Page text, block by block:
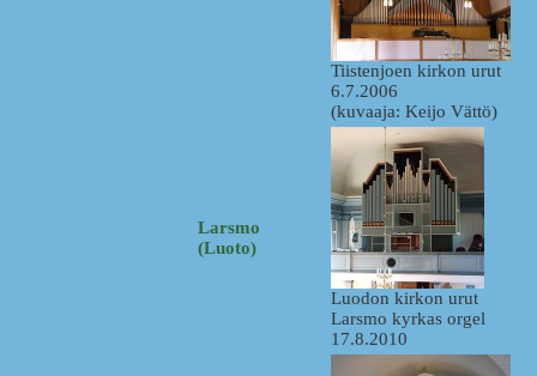
Tiistenjoen kirkon urut
6.7.2006
(kuvaaja: Keijo Vättö)
Larsmo
(Luoto)
Luodon kirkon urut
Larsmo kyrkas orgel
17.8.2010